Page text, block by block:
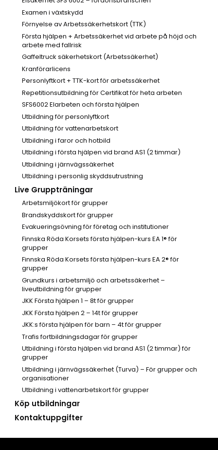
Examen i växtskydd
Förnyelse av Arbetssäkerhetskort (TTK)
Första hjälpen + Arbetssäkerhet vid arbete på höjd och
arbete med fallrisk
Gaffeltruck säkerhetskort (Arbetssäkerhet)
Kranförarlicens
Personlyftkort + TTK-kort för arbetssäkerhet
Repetitionsutbildning för Certifikat för heta arbeten
SFS6002 Elarbeten och första hjälpen
Utbildning för personlyftkort
Utbildning för vattenarbetskort
Utbildning i faror och hotbild
Utbildning i första hjälpen vid brand AS1 (2 timmar)
Utbildning i järnvägssäkerhet
Utbildning i personlig skyddsutrustning
Live Gruppträningar
Arbetsmiljökort för grupper
Brandskyddskort för grupper
Evakueringsövning för företag och institutioner
Finnska Röda Korsets första hjälpen-kurs EA 1® för
grupper
Finnska Röda Korsets första hjälpen-kurs EA 2® för
grupper
Grundkurs i arbetsmiljö och arbetssäkerhet –
liveutbildning för grupper
JKK Första hjälpen 1 – 8t för grupper
JKK Första hjälpen 2 – 14t för grupper
JKK:s första hjälpen för barn – 4t för grupper
Trafis fortbildningsdagar för grupper
Utbildning i första hjälpen vid brand AS1 (2 timmar) för
grupper
Utbildning i järnvägssäkerhet (Turva) – För grupper och
organisationer
Utbildning i vattenarbetskort för grupper
Köp utbildningar
Kontaktuppgifter